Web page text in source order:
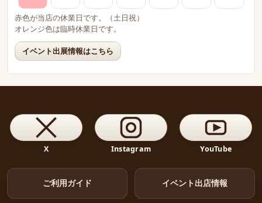
赤色が当店の休業日です。（土日祝）
オレンジ色は臨時休業日です。
イベント出展情報はこちら
X Instagram YouTube
ご利用ガイド イベント出店情報